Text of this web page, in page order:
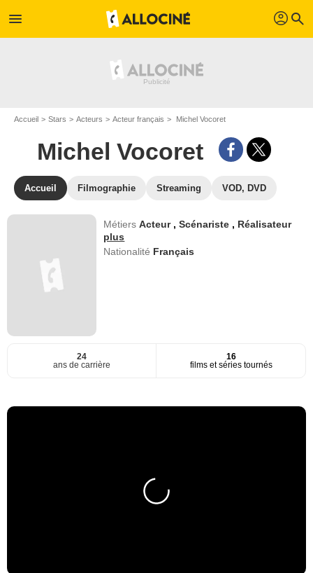
menu profil search
Accueil Stars Acteurs Acteur français Michel Vocoret
Michel Vocoret
Accueil Filmographie Streaming VOD, DVD
MétiersActeur ,Scénariste , Réalisateur
plus
Nationalité Français
24
ans de carrière
16
films et séries tournés